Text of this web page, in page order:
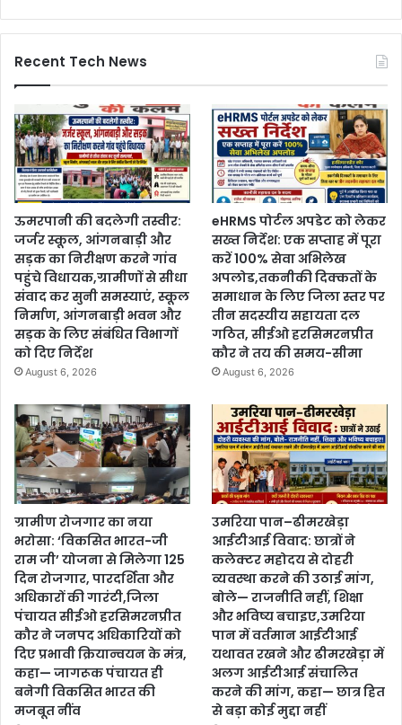
Recent Tech News
ऊमरपानी की बदलेगी तस्वीर:
जर्जर स्कूल, आंगनबाड़ी और
सड़क का निरीक्षण करने गांव
पहुंचे विधायक,ग्रामीणों से सीधा
संवाद कर सुनी समस्याएं, स्कूल
निर्माण, आंगनबाड़ी भवन और
सड़क के लिए संबंधित विभागों
को दिए निर्देश
August 6, 2026
eHRMS पोर्टल अपडेट को लेकर
सख्त निर्देश: एक सप्ताह में पूरा
करें 100% सेवा अभिलेख
अपलोड,तकनीकी दिक्कतों के
समाधान के लिए जिला स्तर पर
तीन सदस्यीय सहायता दल
गठित, सीईओ हरसिमरनप्रीत
कौर ने तय की समय-सीमा
August 6, 2026
ग्रामीण रोजगार का नया
भरोसा: ‘विकसित भारत-जी
राम जी’ योजना से मिलेगा 125
दिन रोजगार, पारदर्शिता और
अधिकारों की गारंटी,जिला
पंचायत सीईओ हरसिमरनप्रीत
कौर ने जनपद अधिकारियों को
दिए प्रभावी क्रियान्वयन के मंत्र,
कहा— जागरूक पंचायत ही
बनेगी विकसित भारत की
मजबूत नींव
उमरिया पान–ढीमरखेड़ा
आईटीआई विवाद: छात्रों ने
कलेक्टर महोदय से दोहरी
व्यवस्था करने की उठाई मांग,
बोले— राजनीति नहीं, शिक्षा
और भविष्य बचाइए,उमरिया
पान में वर्तमान आईटीआई
यथावत रखने और ढीमरखेड़ा में
अलग आईटीआई संचालित
करने की मांग, कहा— छात्र हित
से बड़ा कोई मुद्दा नहीं